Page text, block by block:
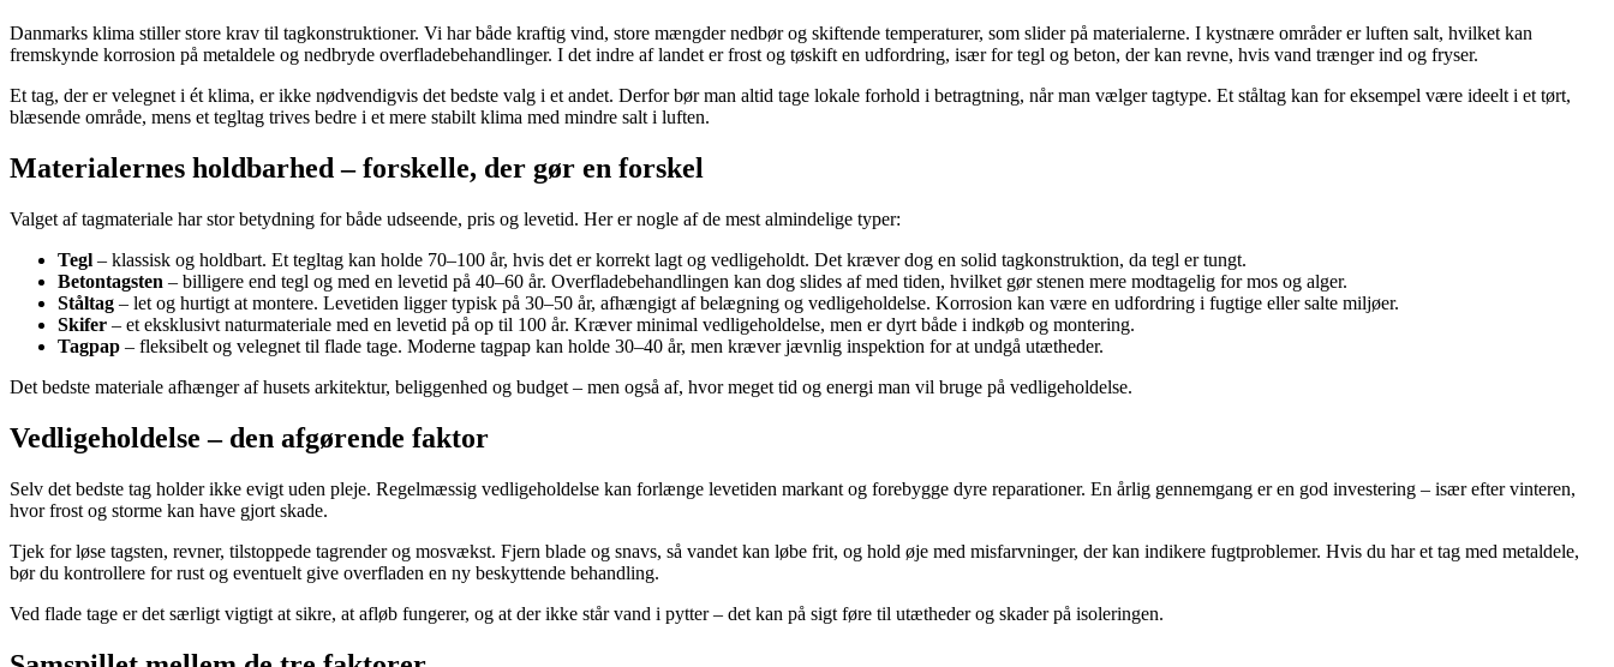
Danmarks klima stiller store krav til tagkonstruktioner. Vi har både kraftig vind, store mængder nedbør og skiftende temperaturer, som slider på materialerne. I kystnære områder er luften salt, hvilket kan
fremskynde korrosion på metaldele og nedbryde overfladebehandlinger. I det indre af landet er frost og tøskift en udfordring, især for tegl og beton, der kan revne, hvis vand trænger ind og fryser.
Et tag, der er velegnet i ét klima, er ikke nødvendigvis det bedste valg i et andet. Derfor bør man altid tage lokale forhold i betragtning, når man vælger tagtype. Et ståltag kan for eksempel være ideelt i et tørt,
blæsende område, mens et tegltag trives bedre i et mere stabilt klima med mindre salt i luften.
Materialernes holdbarhed – forskelle, der gør en forskel
Valget af tagmateriale har stor betydning for både udseende, pris og levetid. Her er nogle af de mest almindelige typer:
Tegl – klassisk og holdbart. Et tegltag kan holde 70–100 år, hvis det er korrekt lagt og vedligeholdt. Det kræver dog en solid tagkonstruktion, da tegl er tungt.
Betontagsten – billigere end tegl og med en levetid på 40–60 år. Overfladebehandlingen kan dog slides af med tiden, hvilket gør stenen mere modtagelig for mos og alger.
Ståltag – let og hurtigt at montere. Levetiden ligger typisk på 30–50 år, afhængigt af belægning og vedligeholdelse. Korrosion kan være en udfordring i fugtige eller salte miljøer.
Skifer – et eksklusivt naturmateriale med en levetid på op til 100 år. Kræver minimal vedligeholdelse, men er dyrt både i indkøb og montering.
Tagpap – fleksibelt og velegnet til flade tage. Moderne tagpap kan holde 30–40 år, men kræver jævnlig inspektion for at undgå utætheder.
Det bedste materiale afhænger af husets arkitektur, beliggenhed og budget – men også af, hvor meget tid og energi man vil bruge på vedligeholdelse.
Vedligeholdelse – den afgørende faktor
Selv det bedste tag holder ikke evigt uden pleje. Regelmæssig vedligeholdelse kan forlænge levetiden markant og forebygge dyre reparationer. En årlig gennemgang er en god investering – især efter vinteren,
hvor frost og storme kan have gjort skade.
Tjek for løse tagsten, revner, tilstoppede tagrender og mosvækst. Fjern blade og snavs, så vandet kan løbe frit, og hold øje med misfarvninger, der kan indikere fugtproblemer. Hvis du har et tag med metaldele,
bør du kontrollere for rust og eventuelt give overfladen en ny beskyttende behandling.
Ved flade tage er det særligt vigtigt at sikre, at afløb fungerer, og at der ikke står vand i pytter – det kan på sigt føre til utætheder og skader på isoleringen.